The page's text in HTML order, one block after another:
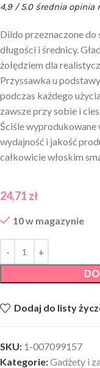
4,9 / 5.0 średnia opinia
Dildo przeznaczone
długości i średnicy.
żołędziem dla
Przyssawka u
podczas każdego
zawsze przy sobie i
Ściśle wyprodukowane
wydajność i jakość
całkowicie włoskim
24,71 zł
10 w magazynie
Dodaj do listy
SKU: 1-007099157
Kategorie:Gadżety i